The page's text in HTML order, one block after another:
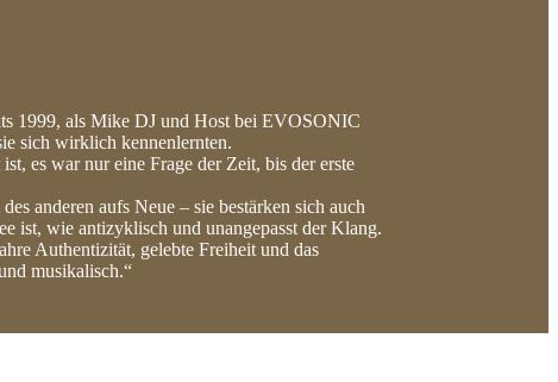
1999, als Mike DJ und Host bei EVOSONIC
sich wirklich kennenlernten.
es war nur eine Frage der Zeit, bis der erste
anderen aufs Neue – sie bestärken sich auch
ist, wie antizyklisch und unangepasst der Klang.
Authentizität, gelebte Freiheit und das
musikalisch.